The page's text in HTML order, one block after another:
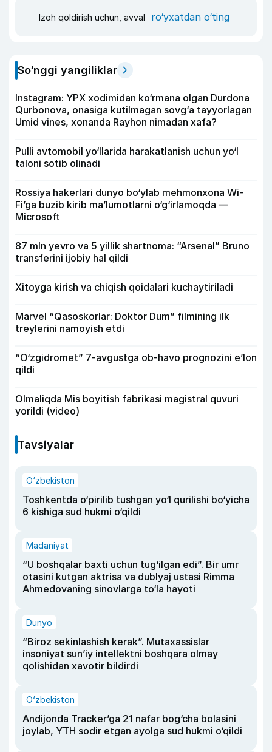
Izoh qoldirish uchun, avval ro‘yxatdan o‘ting
So‘nggi yangiliklar
Instagram: YPX xodimidan ko‘rmana olgan Durdona
Qurbonova, onasiga kutilmagan sovg‘a tayyorlagan
Umid vines, xonanda Rayhon nimadan xafa?
Pulli avtomobil yo‘llarida harakatlanish uchun yo‘l
taloni sotib olinadi
Rossiya hakerlari dunyo bo‘ylab mehmonxona Wi-
Fi’ga buzib kirib ma’lumotlarni o‘g‘irlamoqda —
Microsoft
87 mln yevro va 5 yillik shartnoma: “Arsenal” Bruno
transferini ijobiy hal qildi
Xitoyga kirish va chiqish qoidalari kuchaytiriladi
Marvel “Qasoskorlar: Doktor Dum” filmining ilk
treylerini namoyish etdi
“O‘zgidromet” 7-avgustga ob-havo prognozini e’lon
qildi
Olmaliqda Mis boyitish fabrikasi magistral quvuri
yorildi (video)
Tavsiyalar
O‘zbekiston
Toshkentda o‘pirilib tushgan yo‘l qurilishi bo‘yicha
6 kishiga sud hukmi o‘qildi
Madaniyat
“U boshqalar baxti uchun tug‘ilgan edi”. Bir umr
otasini kutgan aktrisa va dublyaj ustasi Rimma
Ahmedovaning sinovlarga to‘la hayoti
Dunyo
“Biroz sekinlashish kerak”. Mutaxassislar
insoniyat sun’iy intellektni boshqara olmay
qolishidan xavotir bildirdi
O‘zbekiston
Andijonda Tracker’ga 21 nafar bog‘cha bolasini
joylab, YTH sodir etgan ayolga sud hukmi o‘qildi